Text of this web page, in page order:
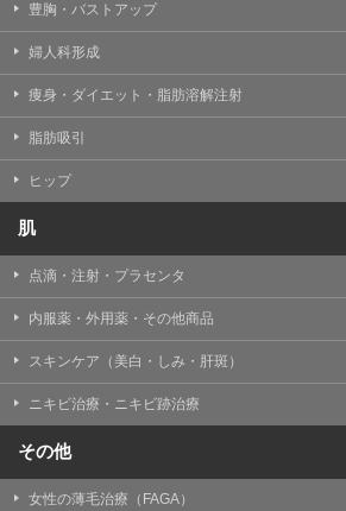
ジが正しく表示されなくなる場合が
ください。
TCBグループが運営するWEBサイト
として患者様の履歴情報をサーバ上
アクセスログはWEBサイトの保守管
る統計分析のために使用されます。
用されることはありません。
事業上の必要性等に応じて、改定さ
す。
掲載したときをもって効力を生じるも
豊胸・バストアップ
婦人科形成
痩身・ダイエット・脂肪溶解注射
脂肪吸引
ヒップ
肌
点滴・注射・プラセンタ
内服薬・外用薬・その他商品
スキンケア（美白・しみ・肝斑）
ニキビ治療・ニキビ跡治療
その他
女性の薄毛治療（FAGA）